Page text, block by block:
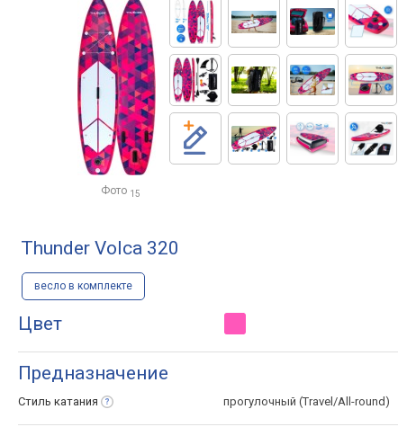
Фото 15
Thunder Volca 320
весло в комплекте
Цвет
Предназначение
Стиль катания прогулочный (Travel/All-round)